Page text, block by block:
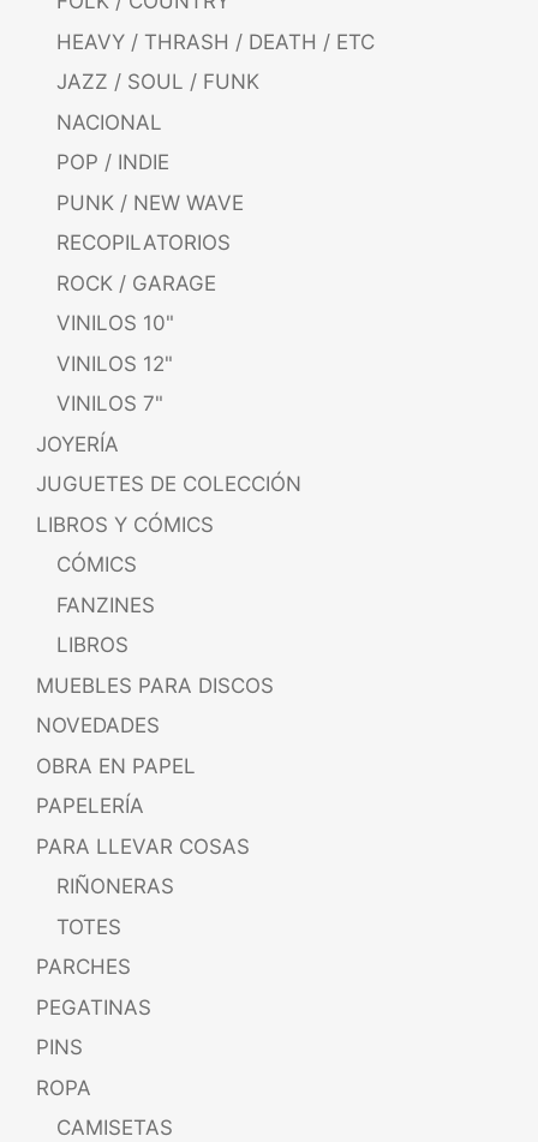
HEAVY / THRASH / DEATH / ETC
JAZZ / SOUL / FUNK
NACIONAL
POP / INDIE
PUNK / NEW WAVE
RECOPILATORIOS
ROCK / GARAGE
VINILOS 10"
VINILOS 12"
VINILOS 7"
JOYERÍA
JUGUETES DE COLECCIÓN
LIBROS Y CÓMICS
CÓMICS
FANZINES
LIBROS
MUEBLES PARA DISCOS
NOVEDADES
OBRA EN PAPEL
PAPELERÍA
PARA LLEVAR COSAS
RIÑONERAS
TOTES
PARCHES
PEGATINAS
PINS
ROPA
CAMISETAS